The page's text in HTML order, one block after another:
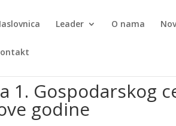
Leader O nama
1. Gospodarskog
godine